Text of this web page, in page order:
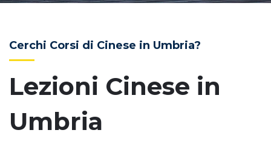
Lezioni Cinese in
Umbria
Cerchi Corsi di Cinese in Umbria?